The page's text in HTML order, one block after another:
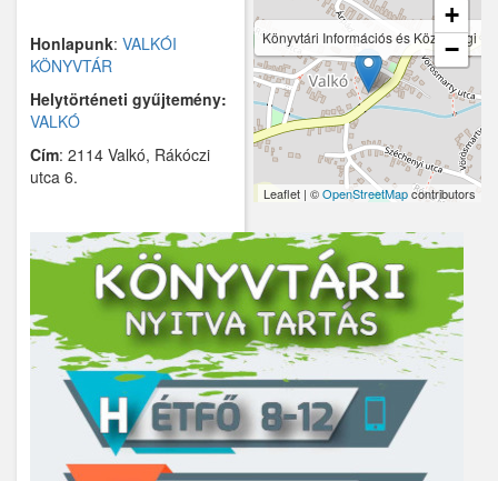
Hévízgyörk
Iklad
Ipolydamásd
Káva
Kismaros
Kisnémedi
Kisoroszi
Honlapunk: VALKÓI
KÖNYVTÁR
Helytörténeti gyűjtemény:
VALKÓ
Cím: 2114 Valkó, Rákóczi
utca 6.
Könyvtári Információs és Közösségi
+
−
Leaflet | ©OpenStreetMapcontributors